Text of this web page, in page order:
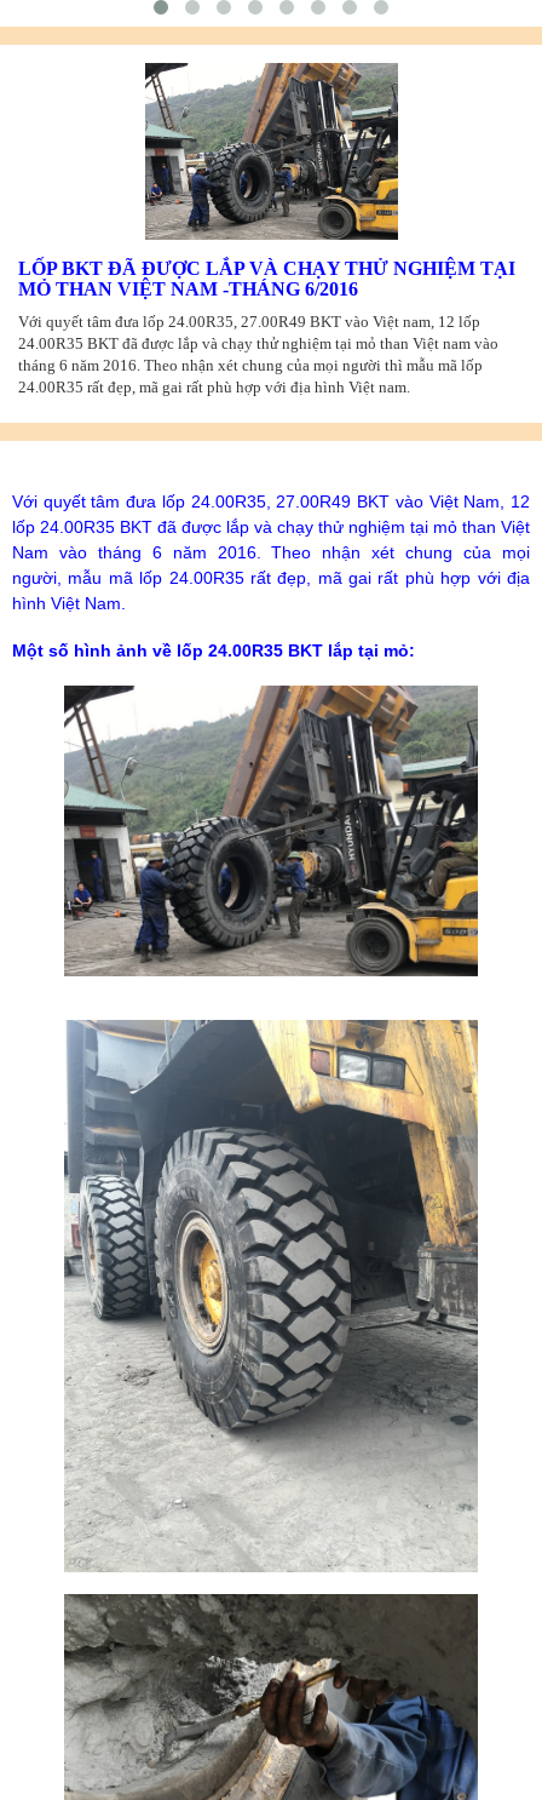
LỐP BKT ĐÃ ĐƯỢC LẮP VÀ CHẠY THỬ NGHIỆM TẠI
MỎ THAN VIỆT NAM -THÁNG 6/2016
Với quyết tâm đưa lốp 24.00R35, 27.00R49 BKT vào Việt nam, 12 lốp
24.00R35 BKT đã được lắp và chạy thử nghiệm tại mỏ than Việt nam vào
tháng 6 năm 2016. Theo nhận xét chung của mọi người thì mẫu mã lốp
24.00R35 rất đẹp, mã gai rất phù hợp với địa hình Việt nam.
Với quyết tâm đưa lốp 24.00R35, 27.00R49 BKT vào Việt Nam, 12
lốp 24.00R35 BKT đã được lắp và chạy thử nghiệm tại mỏ than Việt
Nam vào tháng 6 năm 2016. Theo nhận xét chung của mọi
người, mẫu mã lốp 24.00R35 rất đẹp, mã gai rất phù hợp với địa
hình Việt Nam.
Một số hình ảnh về lốp 24.00R35 BKT lắp tại mỏ: